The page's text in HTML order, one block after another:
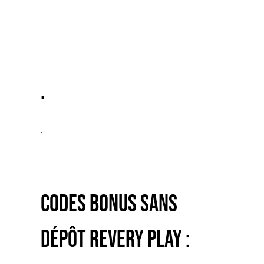
.
.
Codes bonus sans
dépôt Revery Play :